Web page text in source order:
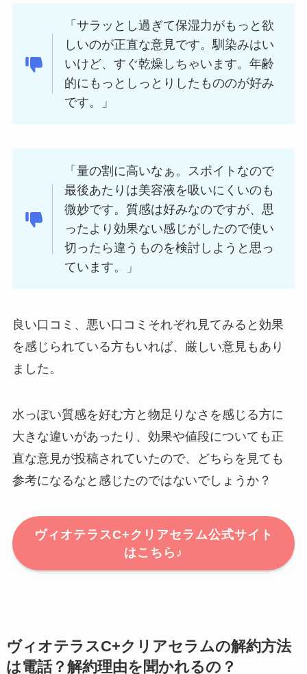
「サラッとし過ぎて保湿力がもっと欲
しいのが正直な意見です。馴染みはい
いけど、すぐ乾燥しちゃいます。年齢
的にもっとしっとりしたもののが好み
です。」
「量の割に高いなぁ。スポイトなので
最後あたりは美容液を吸いにくいのも
微妙です。質感は好みなのですが、思
ったより効果ない感じがしたので使い
切ったら違うものを検討しようと思っ
ています。」
良い口コミ、悪い口コミそれぞれ見てみると効果
を感じられている方もいれば、厳しい意見もあり
ました。
水っぽい質感を好む方と物足りなさを感じる方に
大きな違いがあったり、効果や値段についても正
直な意見が投稿されていたので、どちらを見ても
参考になるなと感じたのではないでしょうか？
ヴィオテラスC+クリアセラム公式サイト
はこちら♪
ヴィオテラスC+クリアセラムの解約方法
は電話？解約理由を聞かれるの？